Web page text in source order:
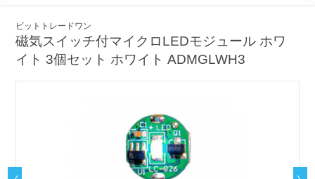
ビットトレードワン
磁気スイッチ付マイクロLEDモジュール ホワ
イト 3個セット ホワイト ADMGLWH3